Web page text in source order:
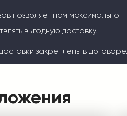
позволяет нам максимально
выгодную доставку.
закреплены в договоре.